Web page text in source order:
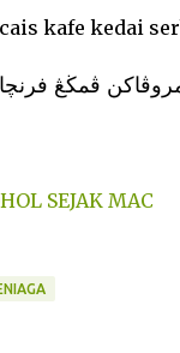
kafe kedai
ڤمڬڠ
SEJAK MAC